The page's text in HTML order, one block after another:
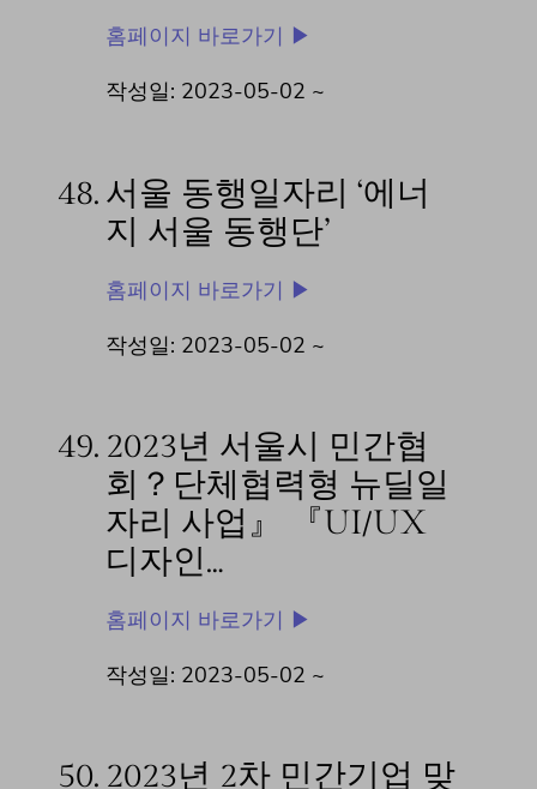
홈페이지 바로가기 ▶
작성일: 2023-05-02 ~
48. 서울 동행일자리 ‘에너
지 서울 동행단’
홈페이지 바로가기 ▶
작성일: 2023-05-02 ~
49. 2023년 서울시 민간협
회？단체협력형 뉴딜일
자리 사업』 『UI/UX
디자인…
홈페이지 바로가기 ▶
작성일: 2023-05-02 ~
50. 2023년 2차 민간기업 맞